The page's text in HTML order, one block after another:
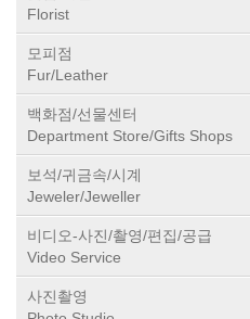
Florist
모피점
Fur/Leather
백화점/선물센터
Department Store/Gifts Shops
보석/귀금속/시계
Jeweler/Jeweller
비디오-사진/촬영/편집/공급
Video Service
사진촬영